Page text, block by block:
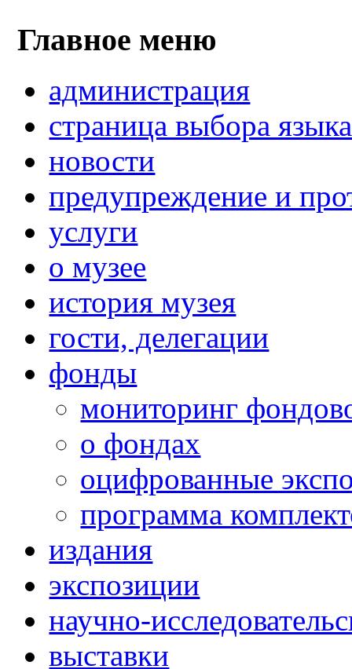
Главное меню
администрация
страница выбора языка
новости
предупреждение и
услуги
о музее
история музея
гости, делегации
фонды
мониторинг
о фондах
оцифрованные
программа
издания
экспозиции
научно-
выставки